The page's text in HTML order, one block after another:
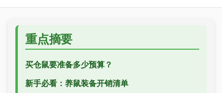
重点摘要
买仓鼠要准备多少预算？
新手必看：养鼠装备开销清单